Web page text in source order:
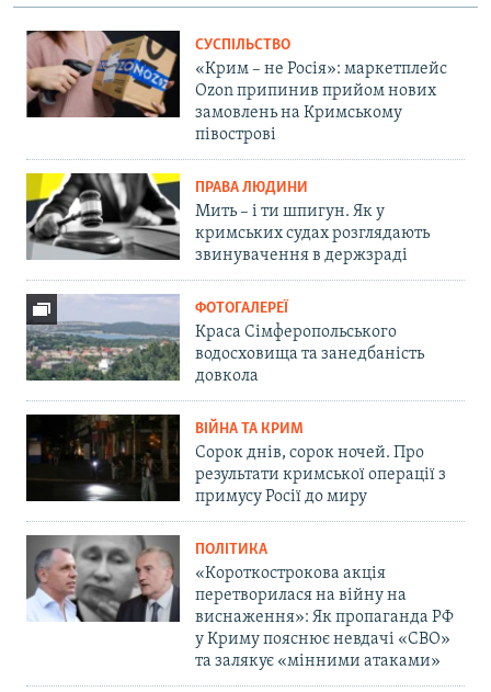
СУСПІЛЬСТВО
«Крим – не Росія»: маркетплейс
Ozon припинив прийом нових
замовлень на Кримському
півострові
ПРАВА ЛЮДИНИ
Мить – і ти шпигун. Як у
кримських судах розглядають
звинувачення в держзраді
ФОТОГАЛЕРЕЇ
Краса Сімферопольського
водосховища та занедбаність
довкола
ВІЙНА ТА КРИМ
Сорок днів, сорок ночей. Про
результати кримської операції з
примусу Росії до миру
ПОЛІТИКА
«Короткострокова акція
перетворилася на війну на
виснаження»: Як пропаганда РФ
у Криму пояснює невдачі «СВО»
та залякує «мінними атаками»